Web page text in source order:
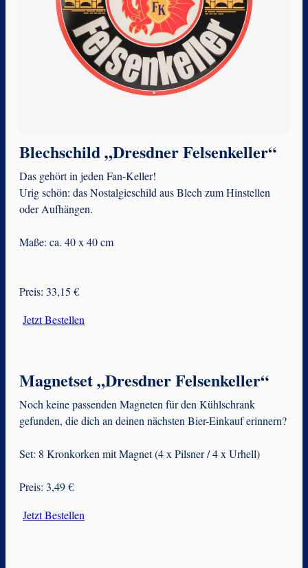
Blechschild „Dresdner Felsenkeller“
Das gehört in jeden Fan-Keller!
Urig schön: das Nostalgieschild aus Blech zum Hinstellen
oder Aufhängen.
Maße: ca. 40 x 40 cm
Preis: 33,15 €
Jetzt Bestellen
Magnetset „Dresdner Felsenkeller“
Noch keine passenden Magneten für den Kühlschrank
gefunden, die dich an deinen nächsten Bier-Einkauf erinnern?
Set: 8 Kronkorken mit Magnet (4 x Pilsner / 4 x Urhell)
Preis: 3,49 €
Jetzt Bestellen